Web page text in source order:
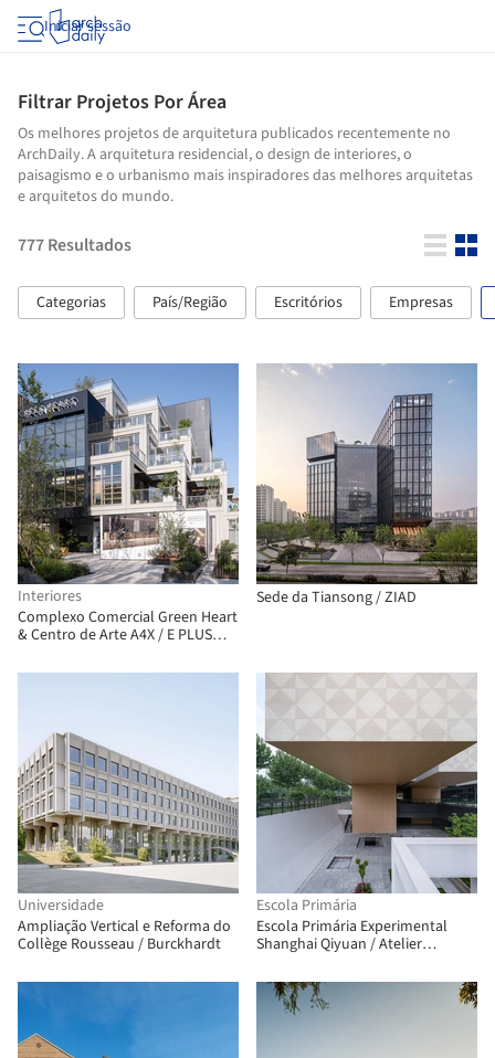
Iniciar sessão
Filtrar Projetos Por Área
Os melhores projetos de arquitetura publicados recentemente no
ArchDaily. A arquitetura residencial, o design de interiores, o
paisagismo e o urbanismo mais inspiradores das melhores arquitetas
e arquitetos do mundo.
777Resultados
Categorias País/Região Escritórios Empresas
Interiores
Complexo Comercial Green Heart
& Centro de Arte A4X / E PLUS
Sede da Tiansong / ZIAD
Universidade
Ampliação Vertical e Reforma do
Collège Rousseau / Burckhardt
Escola Primária
Escola Primária Experimental
Shanghai Qiyuan / Atelier